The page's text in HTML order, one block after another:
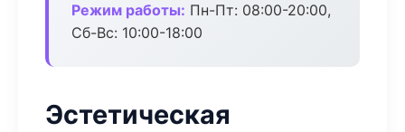
Режим работы: Пн-Пт: 08:00-20:00,
Сб-Вс: 10:00-18:00
Эстетическая